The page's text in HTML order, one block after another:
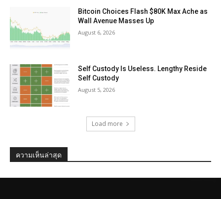
Bitcoin Choices Flash $80K Max Ache as
Wall Avenue Masses Up
August 6, 2026
Self Custody Is Useless. Lengthy Reside
Self Custody
August 5, 2026
Load more
ความเห็นล่าสุด